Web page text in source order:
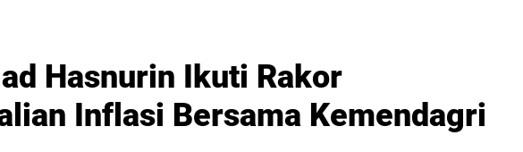
Hasnurin Ikuti Rakor
Inflasi Bersama Kemendagri